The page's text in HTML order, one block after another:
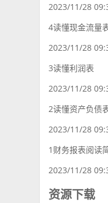
2023/11/28
4读懂现金流量
2023/11/28
3读懂利润表
2023/11/28
2读懂资产负债
2023/11/28
1财务报表阅读
2023/11/28
资源下载